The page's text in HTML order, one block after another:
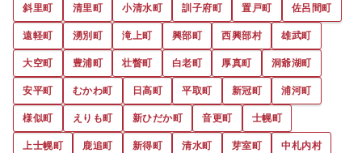
斜里町
清里町 小清水町 訓子府町 置戸町
佐呂間町
遠軽町
湧別町 滝上町 興部町 西興部村
雄武町
大空町
豊浦町 壮瞥町 白老町 厚真町
洞爺湖町
安平町
むかわ町 日高町 平取町 新冠町
浦河町
様似町
えりも町 新ひだか町 音更町
士幌町
上士幌町
鹿追町 新得町 清水町 芽室町
中札内村